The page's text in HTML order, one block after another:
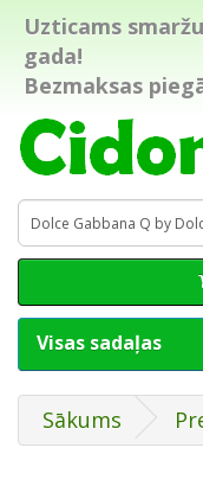
Uzticams
gada!
Bezmaksas
Visas sadaļas
Sākums